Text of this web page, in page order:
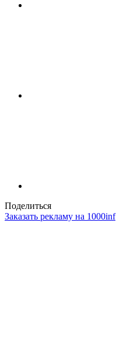
Поделиться
Заказать рекламу на 1000inf